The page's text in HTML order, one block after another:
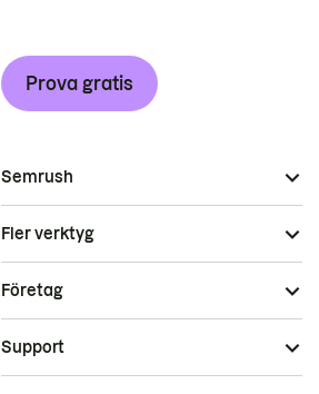
Prova gratis
Semrush
Fler verktyg
Företag
Support